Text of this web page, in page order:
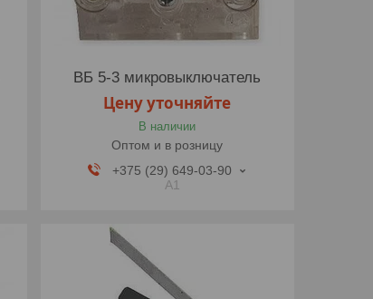
ВБ 5-3 микровыключатель
Цену уточняйте
В наличии
Оптом и в розницу
+375 (29) 649-03-90
A1